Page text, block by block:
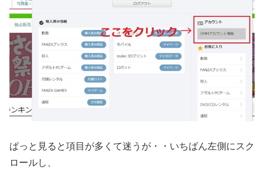
ぱっと見ると項目が多くて迷うが・・いちばん左側にスク
ロールし、